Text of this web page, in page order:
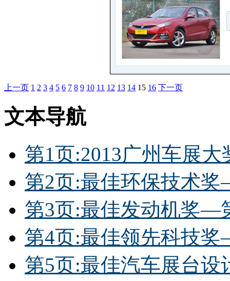
上一页 1 2 3 4 5 6 7 8 9 10 11 12 13 14 15 16 下一页
文本导航
第1页:2013广州车展大
第2页:最佳环保技术
第3页:最佳发动机奖—
第4页:最佳领先科技
第5页:最佳汽车展台